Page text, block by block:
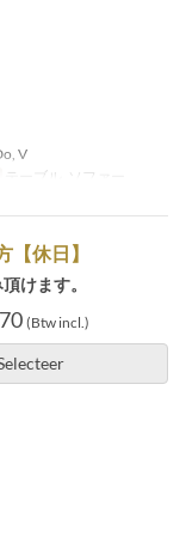
V
テーブル, ソファー
休日】
けます。
(Btw incl.)